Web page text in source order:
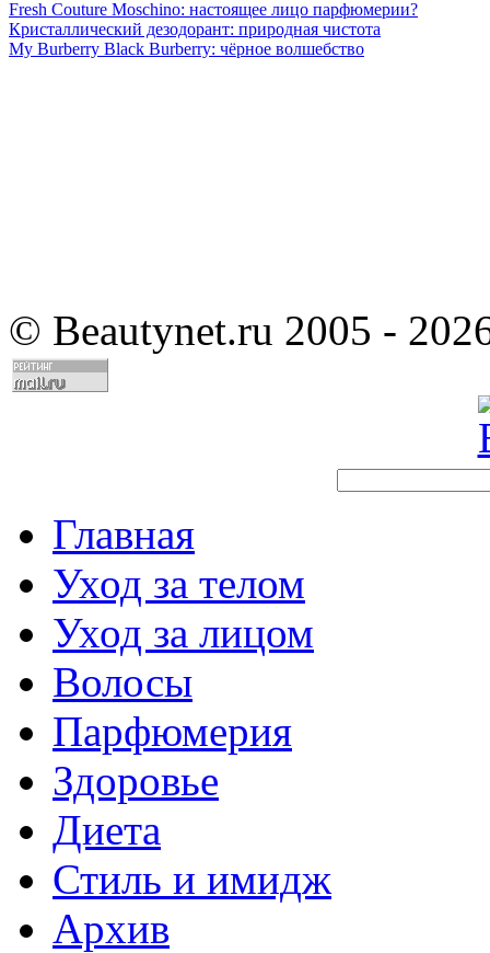
Fresh Couture Moschino: настоящее лицо парфюмерии?
Кристаллический дезодорант: природная чистота
My Burberry Black Burberry: чёрное волшебство
© Beautynet.ru 2005 -
Главная
Уход за телом
Уход за лицом
Волосы
Парфюмерия
Здоровье
Диета
Стиль и имидж
Архив